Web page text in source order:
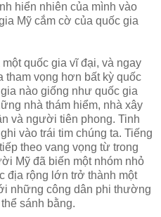
hiển nhiên của mình vào
Mỹ cắm cờ của quốc gia
quốc gia vĩ đại, và ngay
tham vọng hơn bất kỳ quốc
nào giống như quốc gia
nhà thám hiểm, nhà xây
và người tiên phong. Tinh
vào trái tim chúng ta. Tiếng
theo vang vọng từ trong
Mỹ đã biến một nhóm nhỏ
địa rộng lớn trở thành một
những công dân phi thường
sánh bằng.